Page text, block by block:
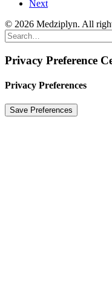
Next
© 2026 Medziplyn. All
Privacy Preference
Privacy Preferences